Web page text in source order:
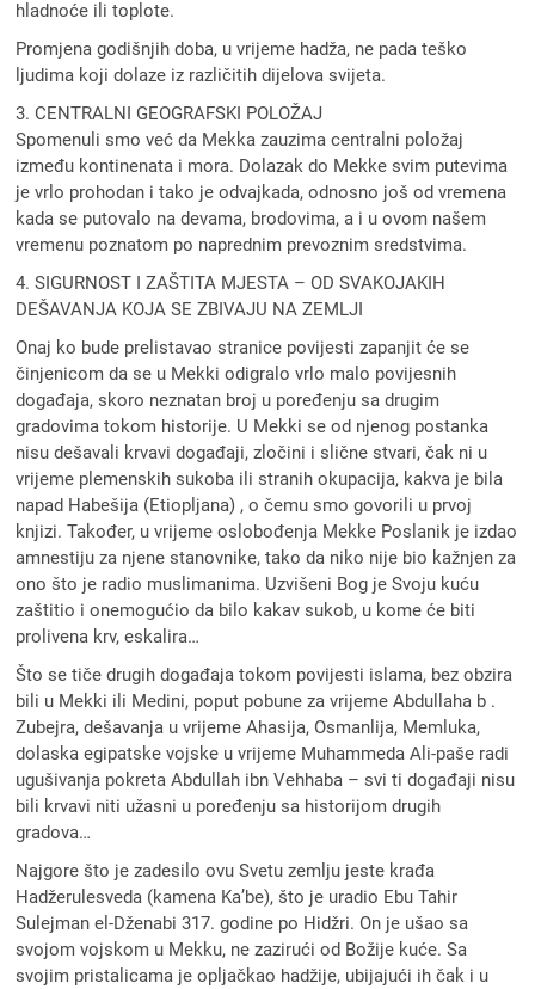
hladnoće ili toplote.
Promjena godišnjih doba, u vrijeme hadža, ne pada teško
ljudima koji dolaze iz različitih dijelova svijeta.
3. CENTRALNI GEOGRAFSKI POLOŽAJ
Spomenuli smo već da Mekka zauzima centralni položaj
između kontinenata i mora. Dolazak do Mekke svim putevima
je vrlo prohodan i tako je odvajkada, odnosno još od vremena
kada se putovalo na devama, brodovima, a i u ovom našem
vremenu poznatom po naprednim prevoznim sredstvima.
4. SIGURNOST I ZAŠTITA MJESTA – OD SVAKOJAKIH
DEŠAVANJA KOJA SE ZBIVAJU NA ZEMLJI
Onaj ko bude prelistavao stranice povijesti zapanjit će se
činjenicom da se u Mekki odigralo vrlo malo povijesnih
događaja, skoro neznatan broj u poređenju sa drugim
gradovima tokom historije. U Mekki se od njenog postanka
nisu dešavali krvavi događaji, zločini i slične stvari, čak ni u
vrijeme plemenskih sukoba ili stranih okupacija, kakva je bila
napad Habešija (Etiopljana) , o čemu smo govorili u prvoj
knjizi. Također, u vrijeme oslobođenja Mekke Poslanik je izdao
amnestiju za njene stanovnike, tako da niko nije bio kažnjen za
ono što je radio muslimanima. Uzvišeni Bog je Svoju kuću
zaštitio i onemogućio da bilo kakav sukob, u kome će biti
prolivena krv, eskalira…
Što se tiče drugih događaja tokom povijesti islama, bez obzira
bili u Mekki ili Medini, poput pobune za vrijeme Abdullaha b .
Zubejra, dešavanja u vrijeme Ahasija, Osmanlija, Memluka,
dolaska egipatske vojske u vrijeme Muhammeda Ali-paše radi
ugušivanja pokreta Abdullah ibn Vehhaba – svi ti događaji nisu
bili krvavi niti užasni u poređenju sa historijom drugih
gradova…
Najgore što je zadesilo ovu Svetu zemlju jeste krađa
Hadžerulesveda (kamena Ka’be), što je uradio Ebu Tahir
Sulejman el-Dženabi 317. godine po Hidžri. On je ušao sa
svojom vojskom u Mekku, ne zazirući od Božije kuće. Sa
svojim pristalicama je opljačkao hadžije, ubijajući ih čak i u